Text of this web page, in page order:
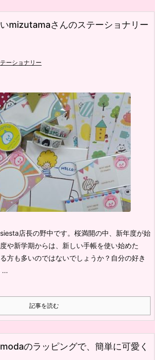
mizutamaさんのステーショナリー
ーショナリー
店長の野中です。 桜満開の中、新年度が始
や新学期からは、新しい手帳を使い始めた
方も多いのではないでしょうか？ 自分の好き
...
記事を読む
のラッピングで、簡単に可愛く